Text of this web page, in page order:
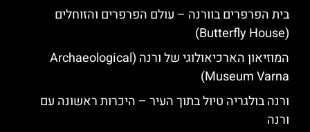
בית הפרפרים בוורנה – עולם הפרפרים והזוחלים
(Butterfly House)
המוזיאון הארכיאולוגי של ורנה (Archaeological
Museum Varna)
ורנה בולגריה טיול בתוך העיר – היכרות ראשונה עם
ורנה